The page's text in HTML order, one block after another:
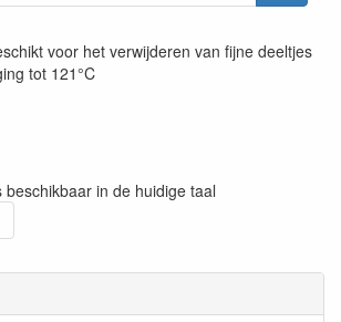
voor het verwijderen van fijne deeltjes
tot 121°C
beschikbaar in de huidige taal